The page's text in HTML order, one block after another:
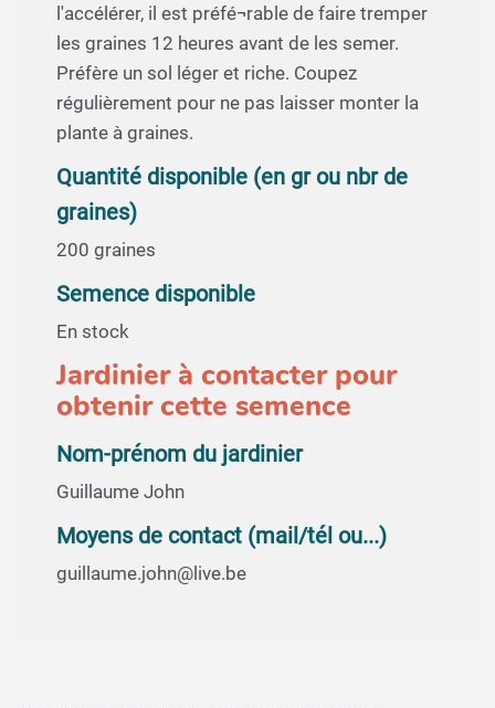
l'accélérer, il est préfé¬rable de faire tremper
les graines 12 heures avant de les semer.
Préfère un sol léger et riche. Coupez
régulièrement pour ne pas laisser monter la
plante à graines.
Quantité disponible (en gr ou nbr de
graines)
200 graines
Semence disponible
En stock
Jardinier à contacter pour
obtenir cette semence
Nom-prénom du jardinier
Guillaume John
Moyens de contact (mail/tél ou...)
guillaume.john@live.be